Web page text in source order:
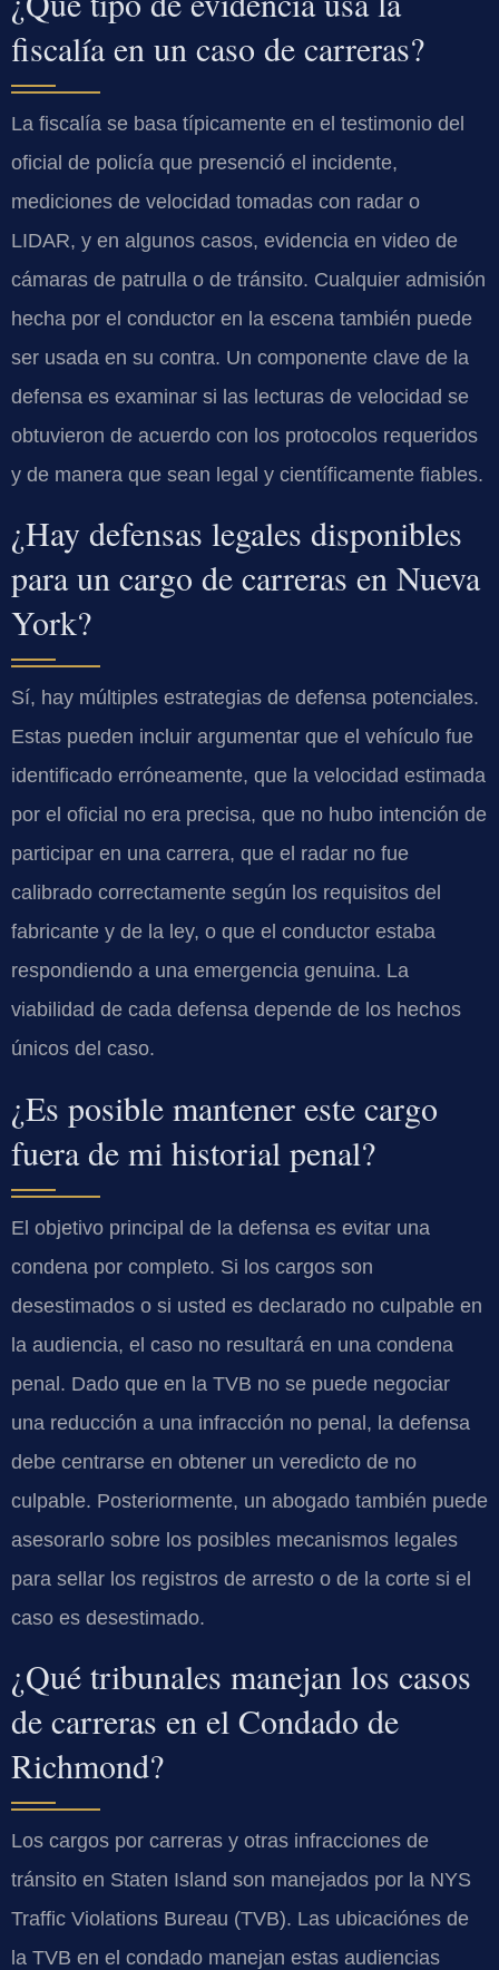
fiscalía en un caso de carreras?
La fiscalía se basa típicamente en el testimonio del
oficial de policía que presenció el incidente,
mediciones de velocidad tomadas con radar o
LIDAR, y en algunos casos, evidencia en video de
cámaras de patrulla o de tránsito. Cualquier admisión
hecha por el conductor en la escena también puede
ser usada en su contra. Un componente clave de la
defensa es examinar si las lecturas de velocidad se
obtuvieron de acuerdo con los protocolos requeridos
y de manera que sean legal y científicamente fiables.
¿Hay defensas legales disponibles
para un cargo de carreras en Nueva
York?
Sí, hay múltiples estrategias de defensa potenciales.
Estas pueden incluir argumentar que el vehículo fue
identificado erróneamente, que la velocidad estimada
por el oficial no era precisa, que no hubo intención de
participar en una carrera, que el radar no fue
calibrado correctamente según los requisitos del
fabricante y de la ley, o que el conductor estaba
respondiendo a una emergencia genuina. La
viabilidad de cada defensa depende de los hechos
únicos del caso.
¿Es posible mantener este cargo
fuera de mi historial penal?
El objetivo principal de la defensa es evitar una
condena por completo. Si los cargos son
desestimados o si usted es declarado no culpable en
la audiencia, el caso no resultará en una condena
penal. Dado que en la TVB no se puede negociar
una reducción a una infracción no penal, la defensa
debe centrarse en obtener un veredicto de no
culpable. Posteriormente, un abogado también puede
asesorarlo sobre los posibles mecanismos legales
para sellar los registros de arresto o de la corte si el
caso es desestimado.
¿Qué tribunales manejan los casos
de carreras en el Condado de
Richmond?
Los cargos por carreras y otras infracciones de
tránsito en Staten Island son manejados por la NYS
Traffic Violations Bureau (TVB). Las ubicaciónes de
la TVB en el condado manejan estas audiencias